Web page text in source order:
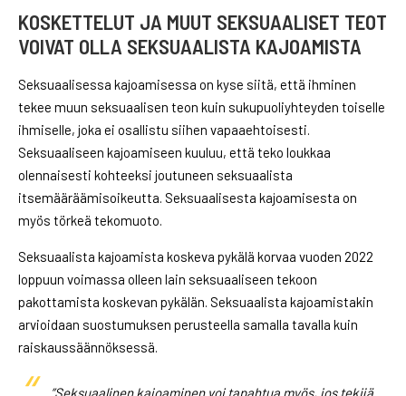
KOSKETTELUT JA MUUT SEKSUAALISET TEOT
VOIVAT OLLA SEKSUAALISTA KAJOAMISTA
Seksuaalisessa kajoamisessa on kyse siitä, että ihminen
tekee muun seksuaalisen teon kuin sukupuoliyhteyden toiselle
ihmiselle, joka ei osallistu siihen vapaaehtoisesti.
Seksuaaliseen kajoamiseen kuuluu, että teko loukkaa
olennaisesti kohteeksi joutuneen seksuaalista
itsemääräämisoikeutta. Seksuaalisesta kajoamisesta on
myös törkeä tekomuoto.
Seksuaalista kajoamista koskeva pykälä korvaa vuoden 2022
loppuun voimassa olleen lain seksuaaliseen tekoon
pakottamista koskevan pykälän. Seksuaalista kajoamistakin
arvioidaan suostumuksen perusteella samalla tavalla kuin
raiskaussäännöksessä.
”Seksuaalinen kajoaminen voi tapahtua myös, jos tekijä